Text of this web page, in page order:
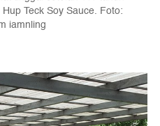
Teck Soy Sauce. Foto:
iamnling